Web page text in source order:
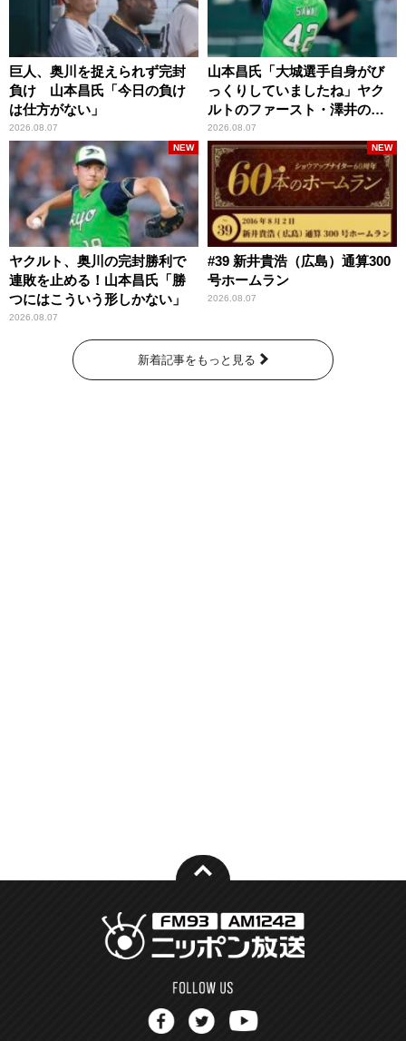
巨人、奥川を捉えられず完封
負け 山本昌氏「今日の負け
は仕方がない」
2026.08.07
山本昌氏「大城選手自身がび
っくりしていましたね」ヤク
ルトのファースト・澤井の判
断を評価
2026.08.07
ヤクルト、奥川の完封勝利で
連敗を止める！山本昌氏「勝
つにはこういう形しかない」
2026.08.07
NEW
#39 新井貴浩（広島）通算300
号ホームラン
2026.08.07
NEW
新着記事をもっと見る